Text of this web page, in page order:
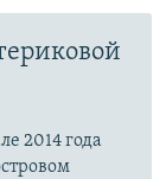
2014 года